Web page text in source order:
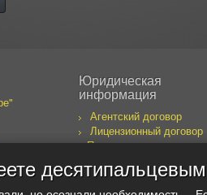
Юридическая
информация
Агентский договор
Лицензионный договор
Правила пользования